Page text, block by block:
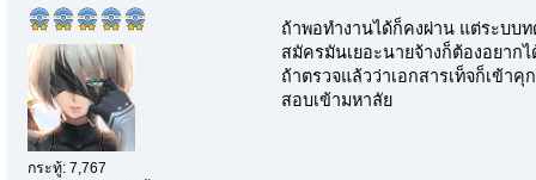
กระทู้: 7,767
ถ้าพอทำงานได้ก็คงผ่าน แต่ระบบ
สมัครมันเยอะนายจ้างก็ต้องอยาก
ถ้าตรวจแล้วว่าเอกสารเท็จก็เข้า
สอบเข้ามหาลัย